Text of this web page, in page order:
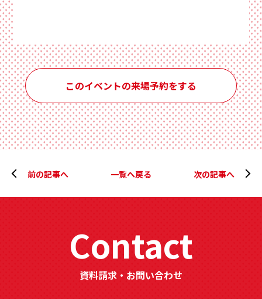
このイベントの来場予約をする
前の記事へ 一覧へ戻る 次の記事へ
Contact
資料請求・お問い合わせ